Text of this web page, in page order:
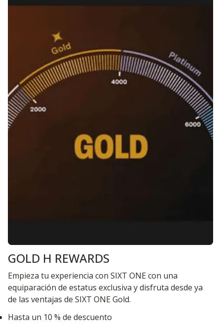
GOLD H REWARDS
Empieza tu experiencia con SIXT ONE con una
equiparación de estatus exclusiva y disfruta desde ya
de las ventajas de SIXT ONE Gold.
Hasta un 10 % de descuento